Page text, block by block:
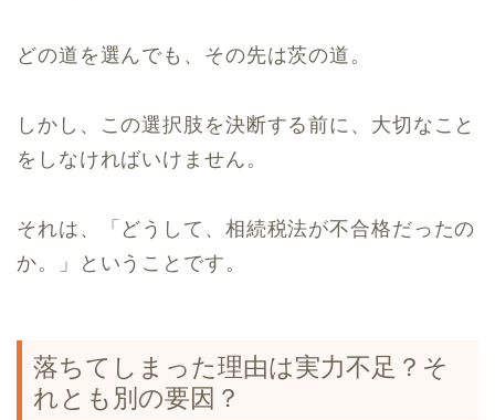
どの道を選んでも、その先は茨の道。
しかし、この選択肢を決断する前に、大切なこと
をしなければいけません。
それは、「どうして、相続税法が不合格だったの
か。」ということです。
落ちてしまった理由は実力不足？そ
れとも別の要因？